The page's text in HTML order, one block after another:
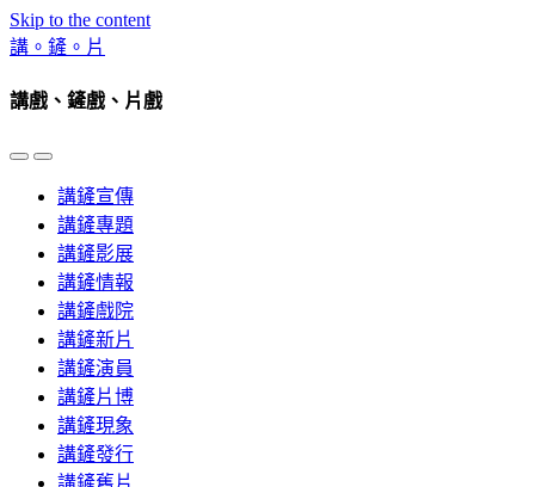
Skip to the content
講。鏟。片
講戲、鏟戲、片戲
Toggle
mobile
Toggle
search
field
講鏟宣傳
講鏟專題
講鏟影展
講鏟情報
講鏟戲院
講鏟新片
講鏟演員
講鏟片博
講鏟現象
講鏟發行
講鏟舊片